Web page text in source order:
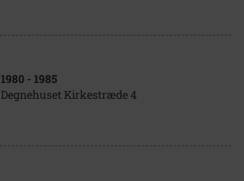
1980 - 1985
Degnehuset Kirkestræde 4